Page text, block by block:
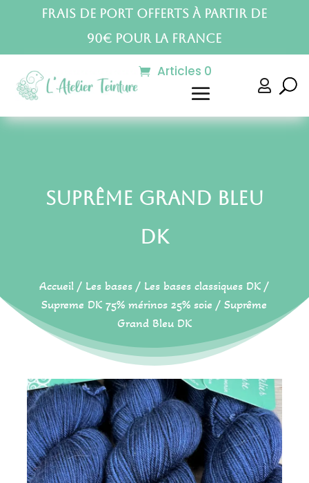
Frais de port offerts à partir de
90€ pour la France
Articles 0

Suprême Grand Bleu
DK
Accueil / Les bases / Les bases classiques DK /
Supreme DK 75% mérinos 25% soie / Suprême
Grand Bleu DK